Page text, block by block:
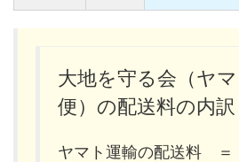
大地を守る会（ヤ
便）の配送料の内訳
ヤマト運輸の配送料